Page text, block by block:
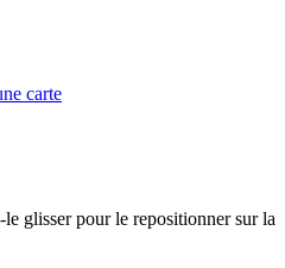
carte
glisser pour le repositionner sur la